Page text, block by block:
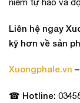
niềm tự hào và
Liên hệ ngay
kỹ hơn về sản
Xuongphale.vn
☎ Hotline: